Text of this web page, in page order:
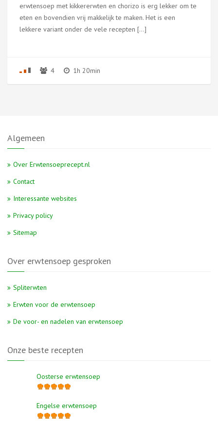
erwtensoep met kikkererwten en chorizo is erg lekker om te
eten en bovendien vrij makkelijk te maken. Het is een
lekkere variant onder de vele recepten […]
4 1h 20min
Algemeen
Over Erwtensoeprecept.nl
Contact
Interessante websites
Privacy policy
Sitemap
Over erwtensoep gesproken
Spliterwten
Erwten voor de erwtensoep
De voor- en nadelen van erwtensoep
Onze beste recepten
Oosterse erwtensoep
Engelse erwtensoep